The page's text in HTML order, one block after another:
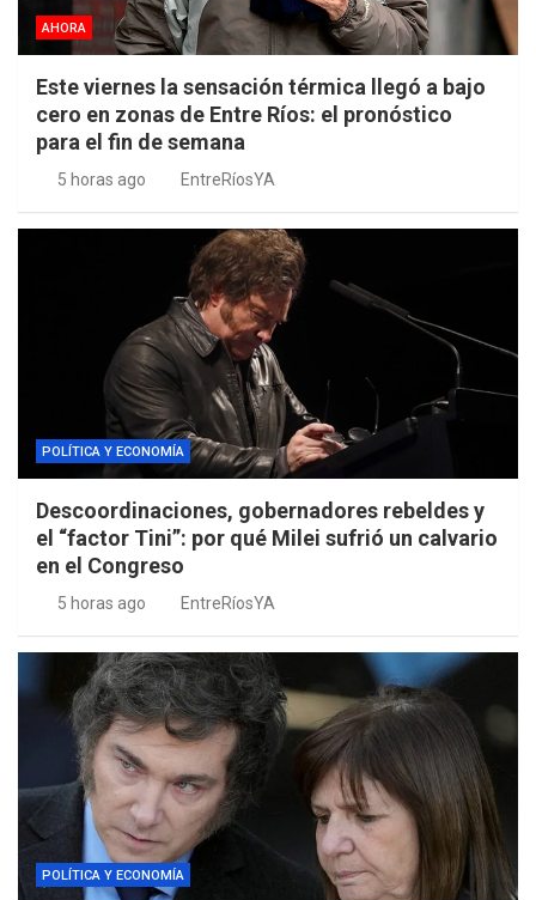
AHORA
Este viernes la sensación térmica llegó a bajo
cero en zonas de Entre Ríos: el pronóstico
para el fin de semana
5 horas ago EntreRíosYA
POLÍTICA Y ECONOMÍA
Descoordinaciones, gobernadores rebeldes y
el “factor Tini”: por qué Milei sufrió un calvario
en el Congreso
5 horas ago EntreRíosYA
POLÍTICA Y ECONOMÍA